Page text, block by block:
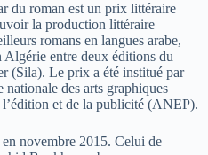
du roman est un prix littéraire
la production littéraire
romans en langues arabe,
Algérie entre deux éditions du
(Sila). Le prix a été institué par
nationale des arts graphiques
et de la publicité (ANEP).
novembre 2015. Celui de